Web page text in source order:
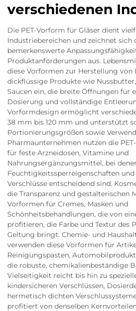
verschiedenen
Die PET-Vorform für Gläser dient
Industriebereichen und zeichnet sich
bemerkenswerte
Produktanforderungen aus.
diese Vorformen zur Herstellung von
dickflüssige Produkte wie
Saucen ein, die breite Öffnungen für
Dosierung und vollständige
Vorformdesign ermöglicht
38 mm bis 120 mm und unterstützt
Portionierungsgrößen sowie
Pharmaunternehmen nutzen die
für feste Arzneidosen, Vitamine und
Nahrungsergänzungsmittel, bei
Feuchtigkeitssperreigenschaften
Verschlüsse entscheidend sind.
die Transparenz und gestalterischen
Vorformen für Cremes, Masken und
Schönheitsbehandlungen, die von
profitieren, die Farbe und Textur des
Geltung bringt. Chemie- und
verwenden diese Vorformen für
Reinigungspasten,
die robuste, chemikalienbeständige
Vielseitigkeit reicht bis hin zu
kindersicheren Verschlüssen,
hermetisch dichten
profitiert von denselben